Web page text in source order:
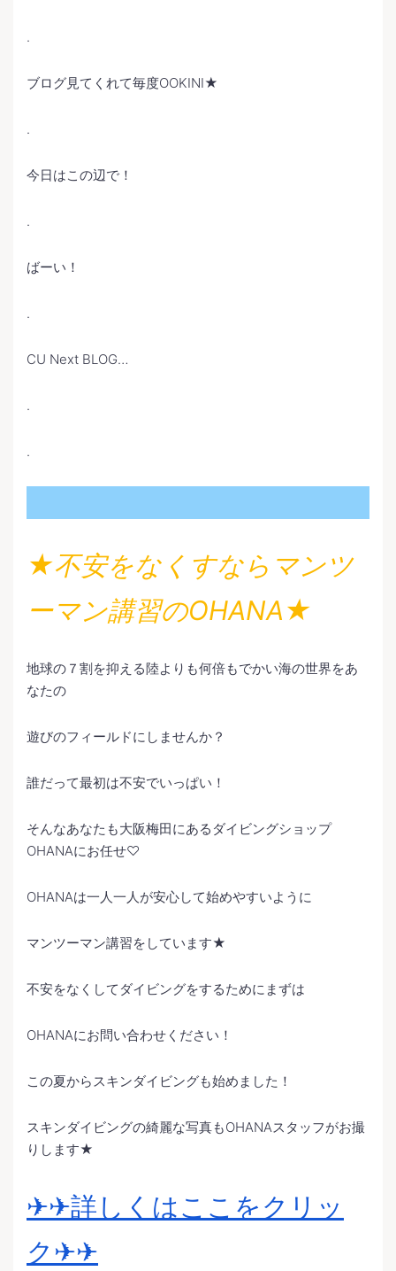
.
ブログ見てくれて毎度OOKINI★
.
今日はこの辺で！
.
ばーい！
.
CU Next BLOG…
.
.
★不安をなくすならマンツ
ーマン講習のOHANA★
地球の７割を抑える陸よりも何倍もでかい海の世界をあ
なたの
遊びのフィールドにしませんか？
誰だって最初は不安でいっぱい！
そんなあなたも大阪梅田にあるダイビングショップ
OHANAにお任せ♡
OHANAは一人一人が安心して始めやすいように
マンツーマン講習をしています★
不安をなくしてダイビングをするためにまずは
OHANAにお問い合わせください！
この夏からスキンダイビングも始めました！
スキンダイビングの綺麗な写真もOHANAスタッフがお撮
りします★
✈︎✈︎詳しくはここをクリッ
ク✈︎✈︎